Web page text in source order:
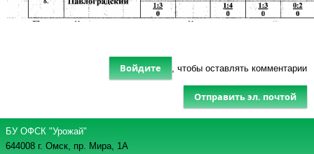
Войдите , чтобы оставлять комментарии
Отправить эл. почтой
БУ ОФСК "Урожай"
644008 г. Омск, пр. Мира, 1А